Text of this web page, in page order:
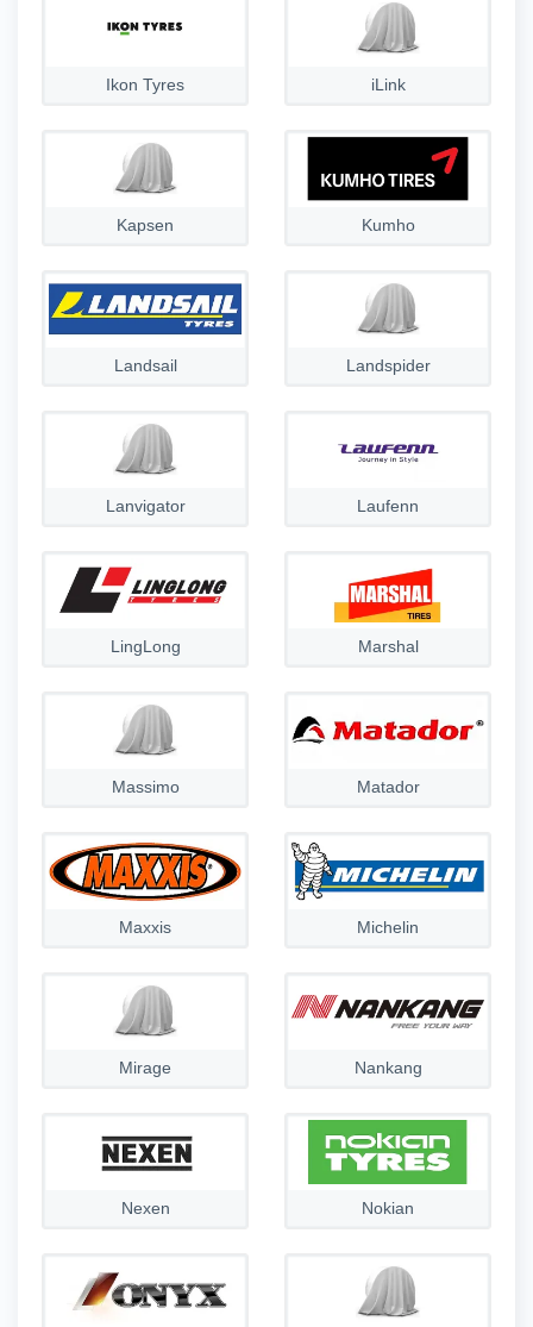
Ikon Tyres iLink
Kapsen Kumho
Landsail Landspider
Lanvigator Laufenn
LingLong Marshal
Massimo Matador
Maxxis Michelin
Mirage Nankang
Nexen Nokian